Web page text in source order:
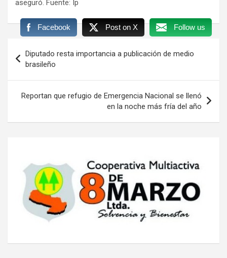
aseguró. Fuente: Ip
Facebook Post on X Follow us
de
entradas
Diputado resta importancia a publicación de medio
brasileño
Reportan que refugio de Emergencia Nacional se llenó
en la noche más fría del año